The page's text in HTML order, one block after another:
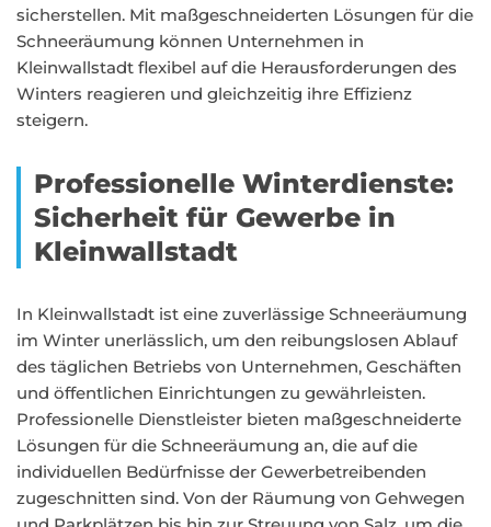
sicherstellen. Mit maßgeschneiderten Lösungen für die
Schneeräumung können Unternehmen in
Kleinwallstadt flexibel auf die Herausforderungen des
Winters reagieren und gleichzeitig ihre Effizienz
steigern.
Professionelle Winterdienste:
Sicherheit für Gewerbe in
Kleinwallstadt
In Kleinwallstadt ist eine zuverlässige Schneeräumung
im Winter unerlässlich, um den reibungslosen Ablauf
des täglichen Betriebs von Unternehmen, Geschäften
und öffentlichen Einrichtungen zu gewährleisten.
Professionelle Dienstleister bieten maßgeschneiderte
Lösungen für die Schneeräumung an, die auf die
individuellen Bedürfnisse der Gewerbetreibenden
zugeschnitten sind. Von der Räumung von Gehwegen